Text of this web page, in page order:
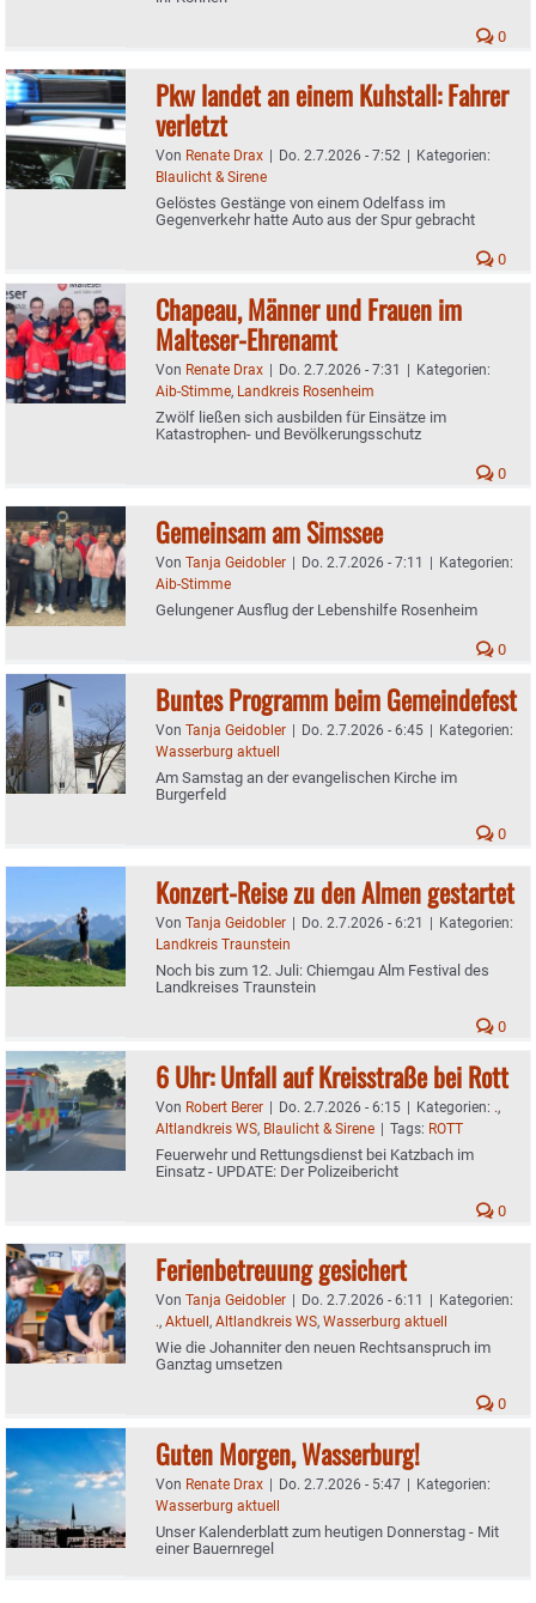
0
Pkw landet an einem Kuhstall: Fahrer
verletzt
Von Renate Drax | Do. 2.7.2026 - 7:52 | Kategorien:
Blaulicht & Sirene
Gelöstes Gestänge von einem Odelfass im
Gegenverkehr hatte Auto aus der Spur gebracht
0
Chapeau, Männer und Frauen im
Malteser-Ehrenamt
Von Renate Drax | Do. 2.7.2026 - 7:31 | Kategorien:
Aib-Stimme, Landkreis Rosenheim
Zwölf ließen sich ausbilden für Einsätze im
Katastrophen- und Bevölkerungsschutz
0
Gemeinsam am Simssee
Von Tanja Geidobler | Do. 2.7.2026 - 7:11 | Kategorien:
Aib-Stimme
Gelungener Ausflug der Lebenshilfe Rosenheim
0
Buntes Programm beim Gemeindefest
Von Tanja Geidobler | Do. 2.7.2026 - 6:45 | Kategorien:
Wasserburg aktuell
Am Samstag an der evangelischen Kirche im
Burgerfeld
0
Konzert-Reise zu den Almen gestartet
Von Tanja Geidobler | Do. 2.7.2026 - 6:21 | Kategorien:
Landkreis Traunstein
Noch bis zum 12. Juli: Chiemgau Alm Festival des
Landkreises Traunstein
0
6 Uhr: Unfall auf Kreisstraße bei Rott
Von Robert Berer | Do. 2.7.2026 - 6:15 | Kategorien: .,
Altlandkreis WS, Blaulicht & Sirene | Tags: ROTT
Feuerwehr und Rettungsdienst bei Katzbach im
Einsatz - UPDATE: Der Polizeibericht
0
Ferienbetreuung gesichert
Von Tanja Geidobler | Do. 2.7.2026 - 6:11 | Kategorien:
., Aktuell, Altlandkreis WS, Wasserburg aktuell
Wie die Johanniter den neuen Rechtsanspruch im
Ganztag umsetzen
0
Guten Morgen, Wasserburg!
Von Renate Drax | Do. 2.7.2026 - 5:47 | Kategorien:
Wasserburg aktuell
Unser Kalenderblatt zum heutigen Donnerstag - Mit
einer Bauernregel